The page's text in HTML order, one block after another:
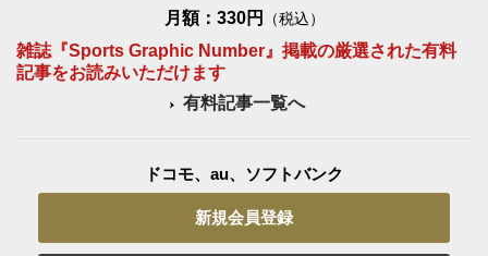
月額：330円 （税込）
雑誌『Sports Graphic Number』掲載の厳選された有料
記事をお読みいただけます
有料記事一覧へ
ドコモ、au、ソフトバンク
新規会員登録